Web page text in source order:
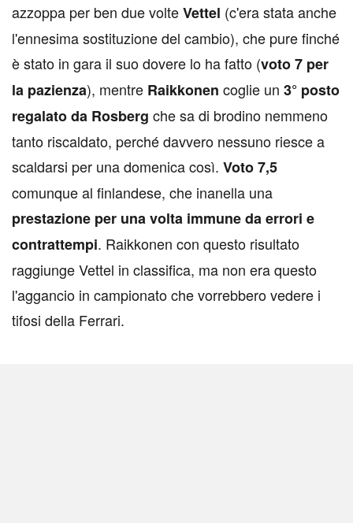
azzoppa per ben due volteVettel (c'era stata anche
l'ennesima sostituzione del cambio), che pure finché
è stato in gara il suo dovere lo ha fatto (voto 7 per
la pazienza), mentre Raikkonen coglie un 3° posto
regalato da Rosberg che sa di brodino nemmeno
tanto riscaldato, perché davvero nessuno riesce a
scaldarsi per una domenica così. Voto 7,5
comunque al finlandese, che inanella una
prestazione per una volta immune da errori e
contrattempi. Raikkonen con questo risultato
raggiunge Vettel in classifica, ma non era questo
l'aggancio in campionato che vorrebbero vedere i
tifosi della Ferrari.